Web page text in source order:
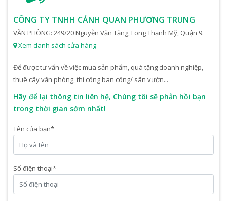
CÔNG TY TNHH CẢNH QUAN PHƯƠNG TRUNG
VĂN PHÒNG: 249/20 Nguyễn Văn Tăng, Long Thạnh Mỹ, Quận 9.
Xem danh sách cửa hàng
Để được tư vấn về việc mua sản phẩm, quà tặng doanh nghiệp,
thuê cây văn phòng, thi công ban công/ sân vườn...
Hãy để lại thông tin liên hệ, Chúng tôi sẽ phản hồi bạn
trong thời gian sớm nhất!
Tên của bạn*
Số điện thoại*